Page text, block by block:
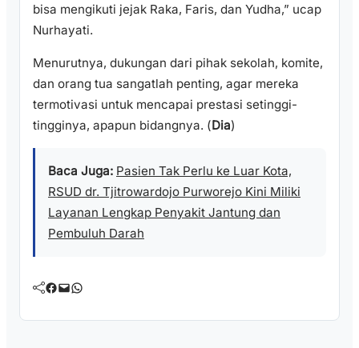
bisa mengikuti jejak Raka, Faris, dan Yudha,” ucap
Nurhayati.
Menurutnya, dukungan dari pihak sekolah, komite,
dan orang tua sangatlah penting, agar mereka
termotivasi untuk mencapai prestasi setinggi-
tingginya, apapun bidangnya. (Dia)
Baca Juga: Pasien Tak Perlu ke Luar Kota,
RSUD dr. Tjitrowardojo Purworejo Kini Miliki
Layanan Lengkap Penyakit Jantung dan
Pembuluh Darah
Facebook Mail WhatsApp